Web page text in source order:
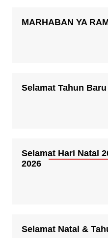
MARHABAN YA
Selamat Tahun Baru
Selamat Hari Natal
2026
Selamat Natal &